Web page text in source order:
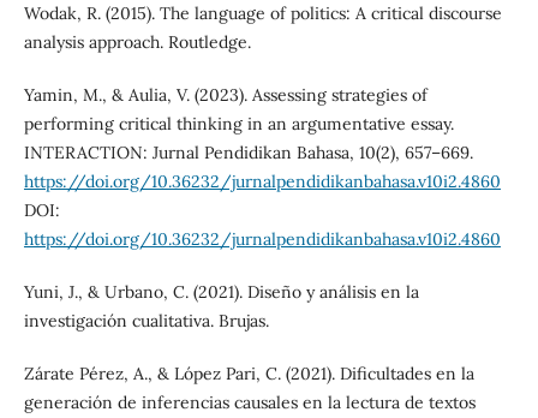
Wodak, R. (2015). The language of politics: A critical discourse
analysis approach. Routledge.
Yamin, M., & Aulia, V. (2023). Assessing strategies of
performing critical thinking in an argumentative essay.
INTERACTION: Jurnal Pendidikan Bahasa, 10(2), 657–669.
https://doi.org/10.36232/jurnalpendidikanbahasa.v10i2.4860
DOI:
https://doi.org/10.36232/jurnalpendidikanbahasa.v10i2.4860
Yuni, J., & Urbano, C. (2021). Diseño y análisis en la
investigación cualitativa. Brujas.
Zárate Pérez, A., & López Pari, C. (2021). Dificultades en la
generación de inferencias causales en la lectura de textos